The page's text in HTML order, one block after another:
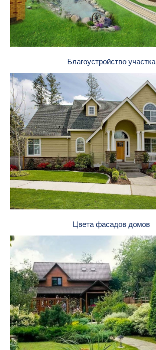
Благоустройство участка
Цвета фасадов домов